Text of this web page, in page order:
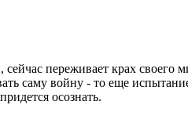
переживает крах своего
войну - то еще испытание
осознать.